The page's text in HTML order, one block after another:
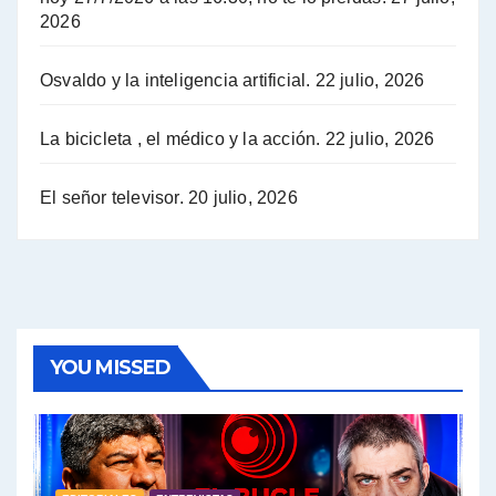
Hugo Yasky sobre la Coordinadora de las Industrias de Productos Alimenticios (COPAL) - Hugo Yasky con Jorge Gres
Pablo Moyano sobre el espionaje: "Estos personajes siniestros han hecho mucho daño" - Pablo Moyano con Jorge Gres
Raúl Timerman: sobre la defensa de los Senadores de JxC al acuerdo con el FMI - Raúl Timerman con Jorge Gres
Roberto Salvarezza: debate sobre las vacunas - Roberto Salvarezza con Jorge Gres
2026
Osvaldo y la inteligencia artificial. 22 julio, 2026
La bicicleta , el médico y la acción. 22 julio, 2026
El señor televisor. 20 julio, 2026
YOU MISSED